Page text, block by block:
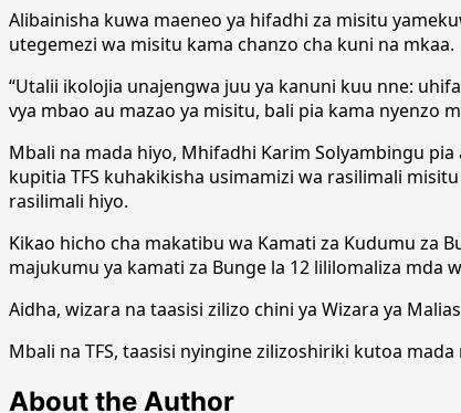
Alibainisha kuwa maeneo ya hifadhi za misitu
utegemezi wa misitu kama chanzo cha kuni na mkaa.
“Utalii ikolojia unajengwa juu ya kanuni kuu nne:
vya mbao au mazao ya misitu, bali pia kama nyenzo
Mbali na mada hiyo, Mhifadhi Karim Solyambingu
kupitia TFS kuhakikisha usimamizi wa rasilimali
rasilimali hiyo.
Kikao hicho cha makatibu wa Kamati za Kudumu za
majukumu ya kamati za Bunge la 12 lililomaliza mda
Aidha, wizara na taasisi zilizo chini ya Wizara ya
Mbali na TFS, taasisi nyingine zilizoshiriki kutoa
About the Author